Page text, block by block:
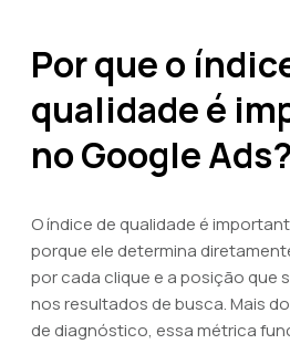
Por que o
qualidade é
no Google Ads?
O índice de qualidade é
porque ele determina
por cada clique e a posição que
nos resultados de busca. Mais
de diagnóstico, essa métrica